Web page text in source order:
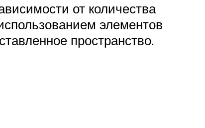
от количества
элементов
пространство.